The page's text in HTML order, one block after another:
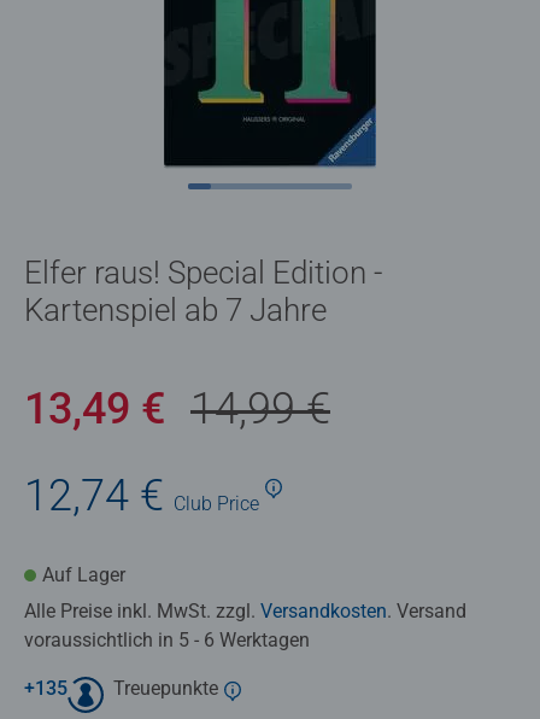
Elfer raus! Special Edition -
Kartenspiel ab 7 Jahre
13,49 € 14,99 €
12,74 € Club Price
Auf Lager
Alle Preise inkl. MwSt. zzgl. Versandkosten. Versand
voraussichtlich in 5 - 6 Werktagen
+135 Treuepunkte